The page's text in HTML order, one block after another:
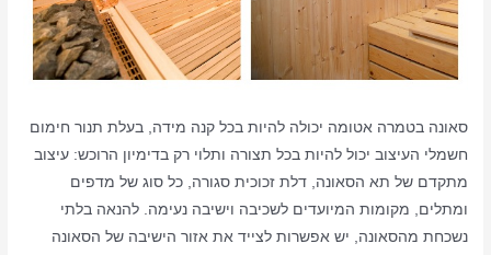
סאונה בטמרה אטומה יכולה להיות בכל קנה מידה, בעלת תנור חימום
חשמלי העיצוב יכול להיות בכל תצורה ותלוי רק בדימיון הרוכש: עיצוב
מתקדם של תא הסאונה, דלת זכוכית סגורה, כל סוג של מדפים
ומתלים, מקומות המיועדים לשכיבה וישיבה נעימה. להנאה בלתי
נשכחת מהסאונה, יש אפשרות לצייד את אזור הישיבה של הסאונה